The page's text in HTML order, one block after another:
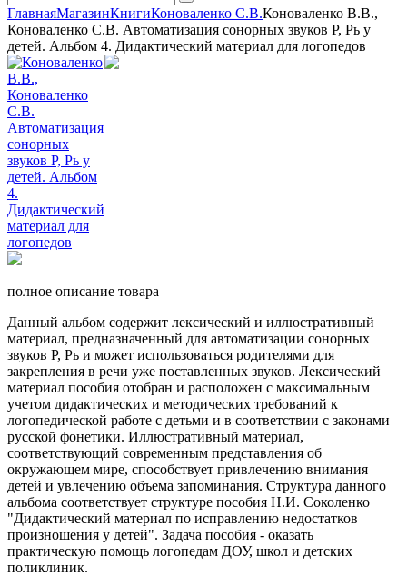
ГлавнаяМагазинКнигиКоноваленко С.В.Коноваленко В.В.,
Коноваленко С.В. Автоматизация сонорных звуков Р, Рь у
детей. Альбом 4. Дидактический материал для логопедов
полное описание товара
Данный альбом содержит лексический и иллюстративный
материал, предназначенный для автоматизации сонорных
звуков Р, Рь и может использоваться родителями для
закрепления в речи уже поставленных звуков. Лексический
материал пособия отобран и расположен с максимальным
учетом дидактических и методических требований к
логопедической работе с детьми и в соответствии с законами
русской фонетики. Иллюстративный материал,
соответствующий современным представления об
окружающем мире, способствует привлечению внимания
детей и увлечению объема запоминания. Структура данного
альбома соответствует структуре пособия Н.И. Соколенко
"Дидактический материал по исправлению недостатков
произношения у детей". Задача пособия - оказать
практическую помощь логопедам ДОУ, школ и детских
поликлиник.